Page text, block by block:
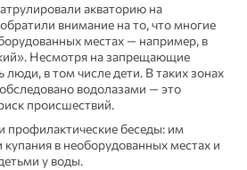
акваторию на
внимание на то, что многие
местах — например, в
Несмотря на запрещающие
в том числе дети. В таких зонах
водолазами — это
происшествий.
беседы: им
купания в необорудованных местах и
у воды.